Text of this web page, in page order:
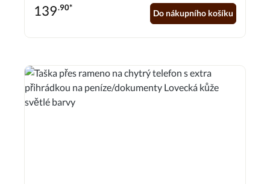
stylu upoutá pozornost. Rozměry cca 38 x 35,6 cm
139.90*
Do nákupního košíku